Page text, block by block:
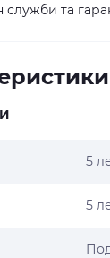
служби та
5
5